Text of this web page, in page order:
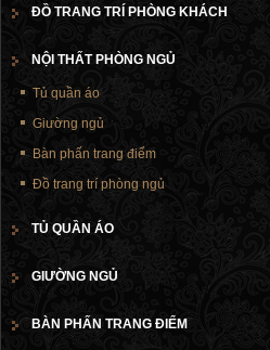
ĐỒ TRANG TRÍ PHÒNG KHÁCH
NỘI THẤT PHÒNG NGỦ
Tủ quần áo
Giường ngủ
Bàn phấn trang điểm
Đồ trang trí phòng ngủ
TỦ QUẦN ÁO
GIƯỜNG NGỦ
BÀN PHẤN TRANG ĐIỂM